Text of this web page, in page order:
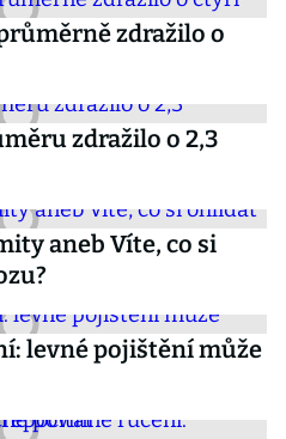
zdražilo o
zdražilo o 2,3
aneb Víte, co si
levné pojištění může